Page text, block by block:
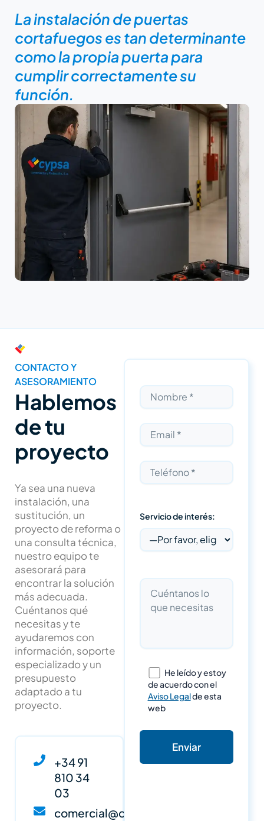
La instalación de puertas
cortafuegos es tan determinante
como la propia puerta para
cumplir correctamente su
función.
CONTACTO Y
ASESORAMIENTO
Hablemos
de tu
proyecto
Ya sea una nueva
instalación, una
sustitución, un
proyecto de reforma o
una consulta técnica,
nuestro equipo te
asesorará para
encontrar la solución
más adecuada.
Cuéntanos qué
necesitas y te
ayudaremos con
información, soporte
especializado y un
presupuesto
adaptado a tu
proyecto.
+34 91
810 34
03
comercial@cypsa.net
Servicio de interés:
He leído y estoy
de acuerdo con el
Aviso Legalde esta
web